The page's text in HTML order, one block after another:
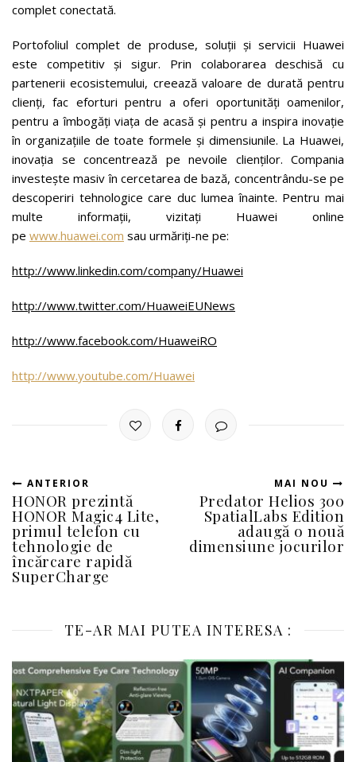
complet conectată.
Portofoliul complet de produse, soluții și servicii Huawei
este competitiv și sigur. Prin colaborarea deschisă cu
partenerii ecosistemului, creează valoare de durată pentru
clienți, fac eforturi pentru a oferi oportunități oamenilor,
pentru a îmbogăți viața de acasă și pentru a inspira inovație
în organizațiile de toate formele și dimensiunile. La Huawei,
inovația se concentrează pe nevoile clienților. Compania
investește masiv în cercetarea de bază, concentrându-se pe
descoperiri tehnologice care duc lumea înainte. Pentru mai
multe informații, vizitați Huawei online
pe www.huawei.com sau urmăriți-ne pe:
http://www.linkedin.com/company/Huawei
http://www.twitter.com/HuaweiEUNews
http://www.facebook.com/HuaweiRO
http://www.youtube.com/Huawei
ANTERIOR
HONOR prezintă
HONOR Magic4 Lite,
primul telefon cu
tehnologie de
încărcare rapidă
SuperCharge
MAI NOU
Predator Helios 300
SpatialLabs Edition
adaugă o nouă
dimensiune jocurilor
TE-AR MAI PUTEA INTERESA :